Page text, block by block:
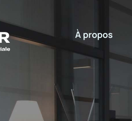
À propos